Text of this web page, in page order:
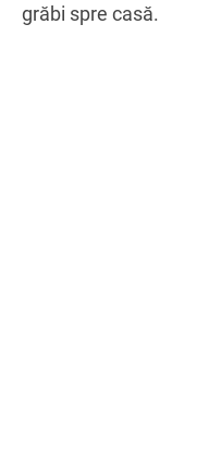
grăbi spre casă.